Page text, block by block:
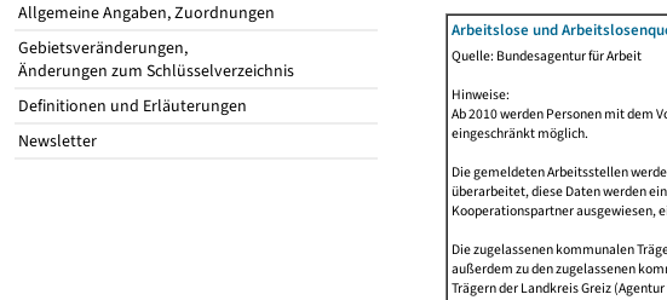
Allgemeine Angaben, Zuordnungen
Gebietsveränderungen,
Änderungen zum Schlüsselverzeichnis
Definitionen und Erläuterungen
Newsletter
Arbeitslose und
Quelle: Bundesagentur für Arbeit
Hinweise:
Ab 2010 werden Personen mit dem
eingeschränkt möglich.
Die gemeldeten Arbeitsstellen
überarbeitet, diese Daten werden
Kooperationspartner ausgewiesen,
Die zugelassenen kommunalen
außerdem zu den zugelassenen
Trägern der Landkreis Greiz